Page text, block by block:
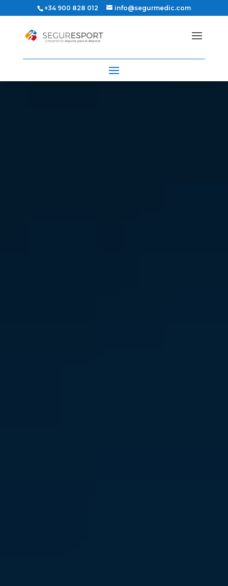
+34 900 828 012 info@segurmedic.com